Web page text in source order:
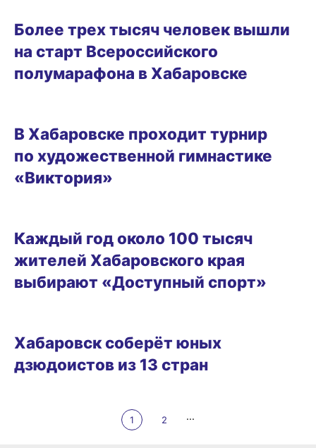
Более трех тысяч человек вышли
на старт Всероссийского
полумарафона в Хабаровске
В Хабаровске проходит турнир
по художественной гимнастике
«Виктория»
Каждый год около 100 тысяч
жителей Хабаровского края
выбирают «Доступный спорт»
Хабаровск соберёт юных
дзюдоистов из 13 стран
1 2 ...